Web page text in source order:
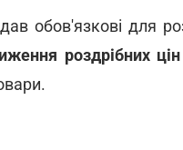
обов'язкові для
роздрібних